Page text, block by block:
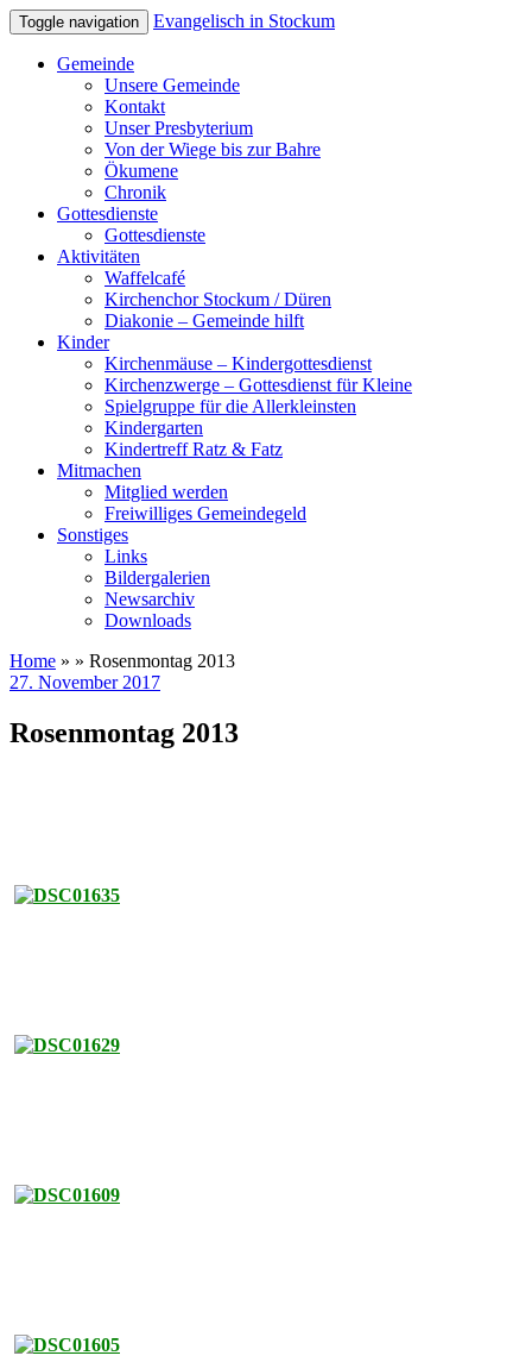
Toggle navigation Evangelisch in Stockum
Gemeinde
Unsere Gemeinde
Kontakt
Unser Presbyterium
Von der Wiege bis zur Bahre
Ökumene
Chronik
Gottesdienste
Gottesdienste
Aktivitäten
Waffelcafé
Kirchenchor Stockum / Düren
Diakonie – Gemeinde hilft
Kinder
Kirchenmäuse – Kindergottesdienst
Kirchenzwerge – Gottesdienst für Kleine
Spielgruppe für die Allerkleinsten
Kindergarten
Kindertreff Ratz & Fatz
Mitmachen
Mitglied werden
Freiwilliges Gemeindegeld
Sonstiges
Links
Bildergalerien
Newsarchiv
Downloads
Home » » Rosenmontag 2013
27. November 2017
Rosenmontag 2013